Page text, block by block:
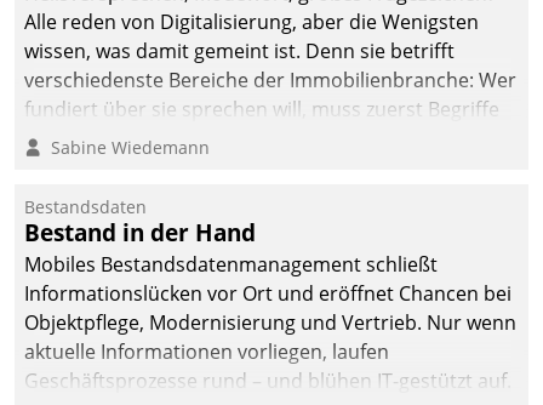
Zur Entwicklung setzte
man auf
Cloudtechnologie,
bewährte und Startup-
agile Projektmethoden.
Alle reden von Digitalisierung, aber die Wenigsten
wissen, was damit gemeint ist. Denn sie betrifft
verschiedenste Bereiche der Immobilienbranche: Wer
fundiert über sie sprechen will, muss zuerst Begriffe
klären. Ein Aspekt ist die betriebliche Optimierung:
Einsparungen durch optimierte und automatisierte
Prozesse. Doch man darf nicht zu viel erwarten: Allein
mit der Einführung einer neuen Software ist es nicht
getan. Die Digitalisierung erfordert von Unternehmen
die Bereitschaft, sich zu überprüfen, zu hinterfragen
und zu verändern.
Sabine Wiedemann
Bestandsdaten
Bestand in der Hand
Mobiles Bestandsdatenmanagement schließt
Informationslücken vor Ort und eröffnet Chancen bei
Objektpflege, Modernisierung und Vertrieb. Nur wenn
aktuelle Informationen vorliegen, laufen
Geschäftsprozesse rund – und blühen IT-gestützt auf.